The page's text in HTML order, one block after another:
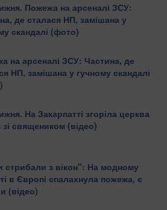
Пожежа на арсеналі ЗСУ:
де сталася НП, замішана у
скандалі (фото)
на арсеналі ЗСУ: Частина, де
НП, замішана у гучному скандалі
На Закарпатті згоріла церква
священиком (відео)
з вікон": На модному
в Європі спалахнула пожежа, є
(відео)